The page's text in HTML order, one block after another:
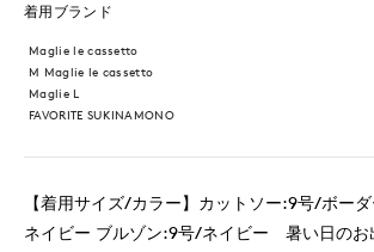
着用ブランド
Maglie le cassetto
M Maglie le cassetto
Maglie L
FAVORITE SUKINAMONO
【着用サイズ/カラー】カットソー:9号/ボー
ネイビー ブルゾン:9号/ネイビー 暑い日のお